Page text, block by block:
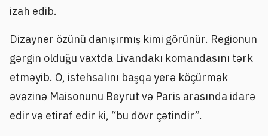
izah edib.
Dizayner özünü danışırmış kimi görünür. Regionun
gərgin olduğu vaxtda Livandakı komandasını tərk
etməyib. O, istehsalını başqa yerə köçürmək
əvəzinə Maisonunu Beyrut və Paris arasında idarə
edir və etiraf edir ki, “bu dövr çətindir”.